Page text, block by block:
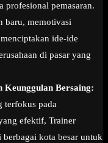
profesional pemasaran.
baru, memotivasi
ide-ide
di pasar yang
Keunggulan Bersaing:
terfokus pada
efektif, Trainer
kota besar untuk